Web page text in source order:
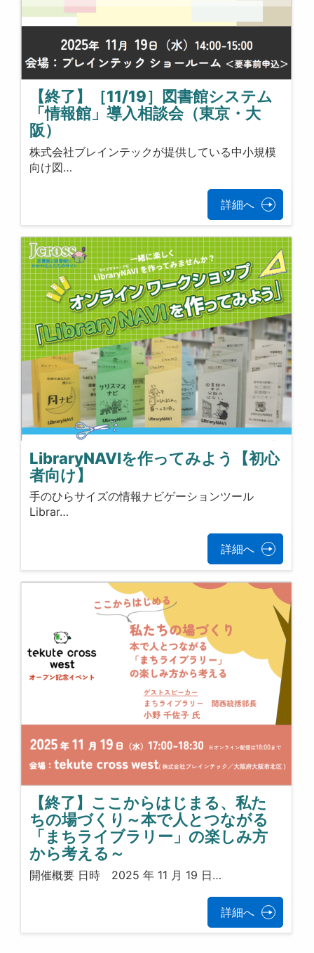
【終了】［11/19］図書館システム
「情報館」導入相談会（東京・大
阪）
株式会社ブレインテックが提供している中小規模
向け図…
詳細へ
LibraryNAVIを作ってみよう【初心
者向け】
手のひらサイズの情報ナビゲーションツール
Librar…
詳細へ
【終了】ここからはじまる、私た
ちの場づくり～本で人とつながる
「まちライブラリー」の楽しみ方
から考える～
開催概要 日時 2025 年 11 月 19 日…
詳細へ